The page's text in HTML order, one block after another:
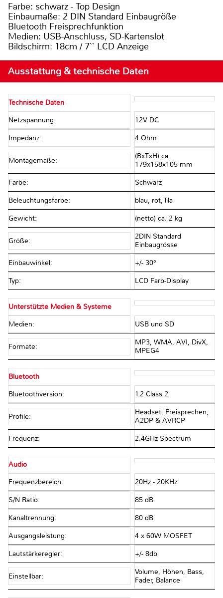
Farbe: schwarz - Top Design
Einbaumaße: 2 DIN Standard Einbaugröße
Bluetooth Freisprechfunktion
Medien: USB-Anschluss, SD-Kartenslot
Bildschirm: 18cm / 7`` LCD Anzeige
Ausstattung & technische Daten
Technische Daten
Netzspannung: 12V DC
Impedanz: 4 Ohm
Montagemaße:
(BxTxH) ca.
179x158x105 mm
Farbe: Schwarz
Beleuchtungsfarbe: blau, rot, lila
Gewicht: (netto) ca. 2 kg
Größe:
2DIN Standard
Einbaugrösse
Einbauwinkel: +/- 30°
Typ: LCD Farb-Display
Unterstützte Medien & Systeme
Medien: USB und SD
Formate:
MP3, WMA, AVI, DivX,
MPEG4
Bluetooth
Bluetoothversion: 1.2 Class 2
Profile:
Headset, Freisprechen,
A2DP & AVRCP
Frequenz: 2.4GHz Spectrum
Audio
Frequenzbereich: 20Hz - 20KHz
S/N Ratio: 85 dB
Kanaltrennung: 80 dB
Ausgangsleistung: 4 x 60W MOSFET
Lautstärkeregler: +/- 8db
Einstellbar:
Volume, Höhen, Bass,
Fader, Balance